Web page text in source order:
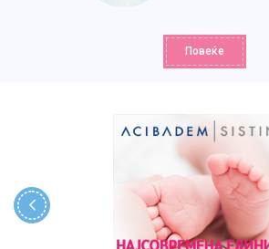
Повеќе